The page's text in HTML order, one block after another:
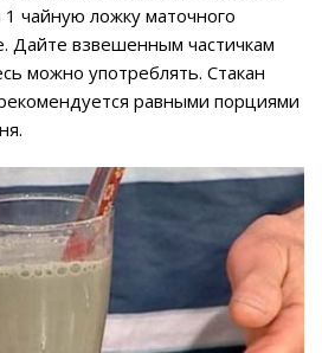
чайную ложку маточного
Дайте взвешенным частичкам
можно употреблять. Стакан
равными порциями